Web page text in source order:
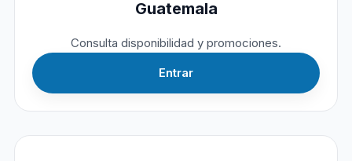
Guatemala
Consulta disponibilidad y promociones.
Entrar